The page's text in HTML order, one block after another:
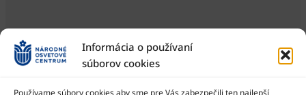
Informácia o používaní
súborov cookies
Používame súbory cookies aby sme pre Vás zabezpečili ten najlepší